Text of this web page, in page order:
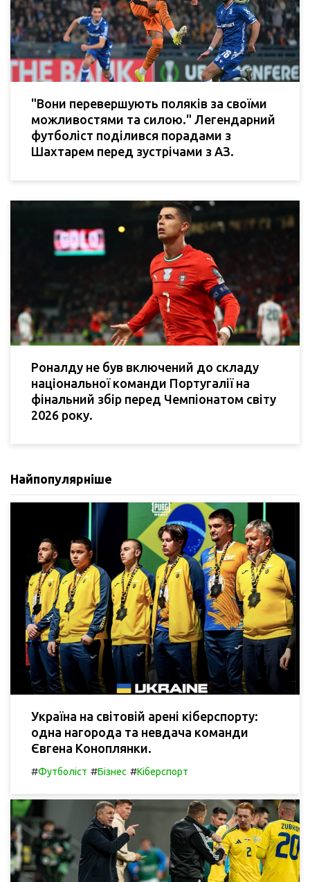
"Вони перевершують поляків за своїми
можливостями та силою." Легендарний
футболіст поділився порадами з
Шахтарем перед зустрічами з АЗ.
Роналду не був включений до складу
національної команди Португалії на
фінальний збір перед Чемпіонатом світу
2026 року.
Найпопулярніше
Україна на світовій арені кіберспорту:
одна нагорода та невдача команди
Євгена Коноплянки.
#Футболіст #Бізнес #Кіберспорт